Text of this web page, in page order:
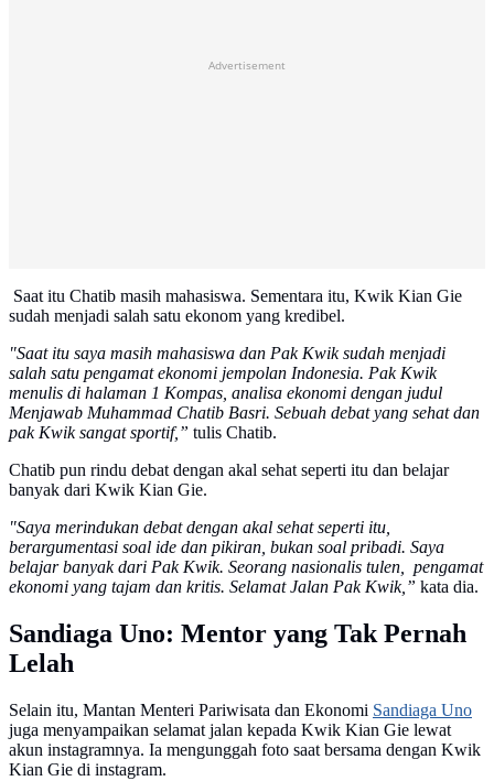
Advertisement
Saat itu Chatib masih mahasiswa. Sementara itu, Kwik Kian Gie
sudah menjadi salah satu ekonom yang kredibel.
"Saat itu saya masih mahasiswa dan Pak Kwik sudah menjadi
salah satu pengamat ekonomi jempolan Indonesia. Pak Kwik
menulis di halaman 1 Kompas, analisa ekonomi dengan judul
Menjawab Muhammad Chatib Basri. Sebuah debat yang sehat dan
pak Kwik sangat sportif,” tulis Chatib.
Chatib pun rindu debat dengan akal sehat seperti itu dan belajar
banyak dari Kwik Kian Gie.
"Saya merindukan debat dengan akal sehat seperti itu,
berargumentasi soal ide dan pikiran, bukan soal pribadi. Saya
belajar banyak dari Pak Kwik. Seorang nasionalis tulen, pengamat
ekonomi yang tajam dan kritis. Selamat Jalan Pak Kwik,” kata dia.
Sandiaga Uno: Mentor yang Tak Pernah
Lelah
Selain itu, Mantan Menteri Pariwisata dan Ekonomi Sandiaga Uno
juga menyampaikan selamat jalan kepada Kwik Kian Gie lewat
akun instagramnya. Ia mengunggah foto saat bersama dengan Kwik
Kian Gie di instagram.